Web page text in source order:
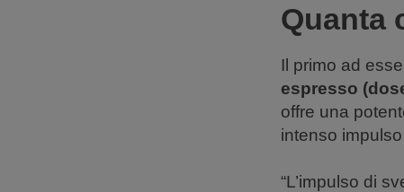
Quanta
Il primo ad
espresso
offre una
intenso
“L’impulso di